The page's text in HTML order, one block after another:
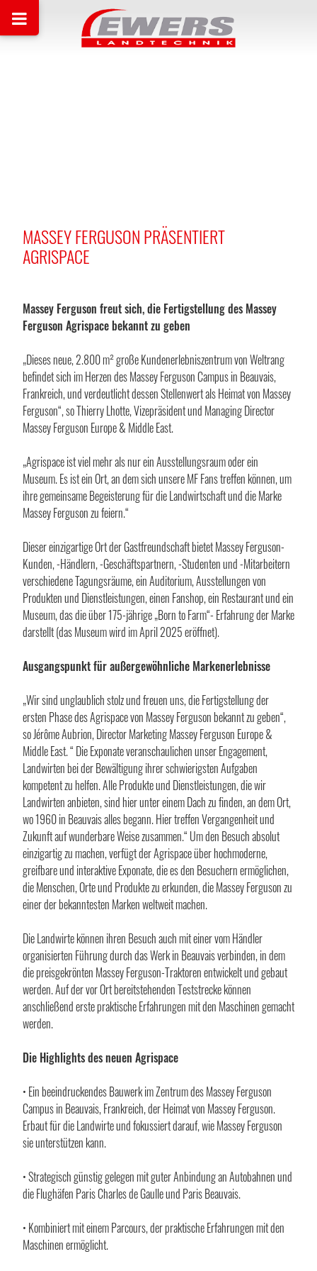
MASSEY FERGUSON PRÄSENTIERT
AGRISPACE
Massey Ferguson freut sich, die Fertigstellung des Massey
Ferguson Agrispace bekannt zu geben
„Dieses neue, 2.800 m² große Kundenerlebniszentrum von Weltrang
befindet sich im Herzen des Massey Ferguson Campus in Beauvais,
Frankreich, und verdeutlicht dessen Stellenwert als Heimat von Massey
Ferguson“, so Thierry Lhotte, Vizepräsident und Managing Director
Massey Ferguson Europe & Middle East.
„Agrispace ist viel mehr als nur ein Ausstellungsraum oder ein
Museum. Es ist ein Ort, an dem sich unsere MF Fans treffen können, um
ihre gemeinsame Begeisterung für die Landwirtschaft und die Marke
Massey Ferguson zu feiern.“
Dieser einzigartige Ort der Gastfreundschaft bietet Massey Ferguson-
Kunden, -Händlern, -Geschäftspartnern, -Studenten und -Mitarbeitern
verschiedene Tagungsräume, ein Auditorium, Ausstellungen von
Produkten und Dienstleistungen, einen Fanshop, ein Restaurant und ein
Museum, das die über 175-jährige „Born to Farm“- Erfahrung der Marke
darstellt (das Museum wird im April 2025 eröffnet).
Ausgangspunkt für außergewöhnliche Markenerlebnisse
„Wir sind unglaublich stolz und freuen uns, die Fertigstellung der
ersten Phase des Agrispace von Massey Ferguson bekannt zu geben“,
so Jérôme Aubrion, Director Marketing Massey Ferguson Europe &
Middle East. “ Die Exponate veranschaulichen unser Engagement,
Landwirten bei der Bewältigung ihrer schwierigsten Aufgaben
kompetent zu helfen. Alle Produkte und Dienstleistungen, die wir
Landwirten anbieten, sind hier unter einem Dach zu finden, an dem Ort,
wo 1960 in Beauvais alles begann. Hier treffen Vergangenheit und
Zukunft auf wunderbare Weise zusammen.“ Um den Besuch absolut
einzigartig zu machen, verfügt der Agrispace über hochmoderne,
greifbare und interaktive Exponate, die es den Besuchern ermöglichen,
die Menschen, Orte und Produkte zu erkunden, die Massey Ferguson zu
einer der bekanntesten Marken weltweit machen.
Die Landwirte können ihren Besuch auch mit einer vom Händler
organisierten Führung durch das Werk in Beauvais verbinden, in dem
die preisgekrönten Massey Ferguson-Traktoren entwickelt und gebaut
werden. Auf der vor Ort bereitstehenden Teststrecke können
anschließend erste praktische Erfahrungen mit den Maschinen gemacht
werden.
Die Highlights des neuen Agrispace
• Ein beeindruckendes Bauwerk im Zentrum des Massey Ferguson
Campus in Beauvais, Frankreich, der Heimat von Massey Ferguson.
Erbaut für die Landwirte und fokussiert darauf, wie Massey Ferguson
sie unterstützen kann.
• Strategisch günstig gelegen mit guter Anbindung an Autobahnen und
die Flughäfen Paris Charles de Gaulle und Paris Beauvais.
• Kombiniert mit einem Parcours, der praktische Erfahrungen mit den
Maschinen ermöglicht.